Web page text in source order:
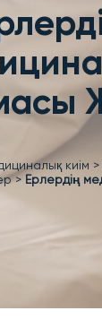
киім >
>Ерлердің